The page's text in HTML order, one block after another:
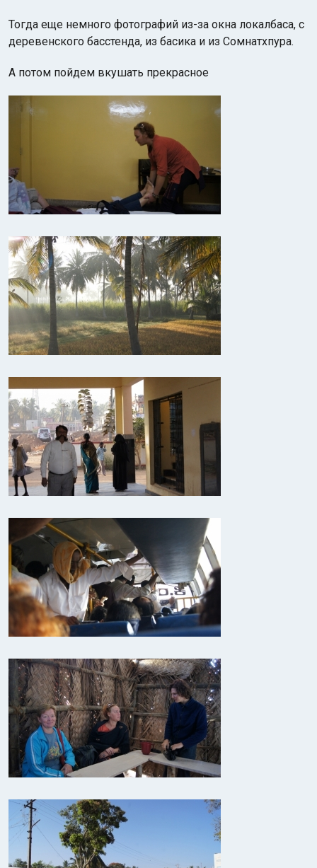
Тогда еще немного фотографий из-за окна локалбаса, с
деревенского басстенда, из басика и из Сомнатхпура.
А потом пойдем вкушать прекрасное